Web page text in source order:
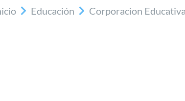
Educación Corporacion